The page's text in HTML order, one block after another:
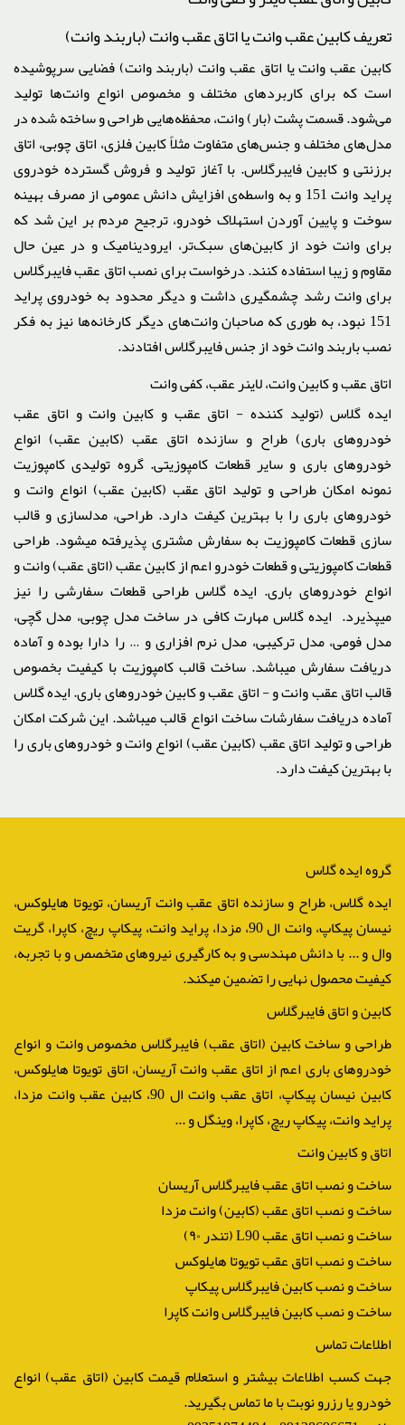
تعریف کابین عقب وانت یا اتاق عقب وانت (باربند وانت)
کابین عقب وانت یا اتاق عقب وانت (باربند وانت) فضایی سرپوشیده
است که برای کاربرد‌های مختلف و مخصوص انواع وانت‌ها تولید
می‌شود. قسمت پشت (بار) وانت، محفظه‌هایی طراحی و ساخته شده در
مدل‌های مختلف و جنس‌های متفاوت مثلاً کابین فلزی، اتاق چوبی، اتاق
برزنتی و کابین فایبرگلاس. با آغاز تولید و فروش گسترده خودروی
پراید وانت 151 و به واسطه‌ی افزایش دانش عمومی از مصرف بهینه
سوخت و پایین آوردن استهلاک خودرو، ترجیح مردم بر این شد که
برای وانت خود از کابین‌های سبک‌تر، ایرودینامیک‌ و در عین حال
مقاوم و زیبا استفاده کنند. درخواست برای نصب اتاق عقب فایبرگلاس
برای وانت رشد چشمگیری داشت و دیگر محدود به خودروی پراید
151 نبود، به طوری که صاحبان وانت‌های دیگر کارخانه‌ها نیز به فکر
نصب باربند وانت خود از جنس فایبرگلاس افتادند.
اتاق عقب و کابین وانت، لاینر عقب، کفی وانت
ایده گلاس (تولید کننده - اتاق عقب و کابین وانت و اتاق عقب
خودروهای باری) طراح و سازنده اتاق عقب (کابین عقب) انواع
خودروهای باری و سایر قطعات کامپوزیتی. گروه تولیدی کامپوزیت
نمونه امکان طراحی و تولید اتاق عقب (کابین عقب) انواع وانت و
خودروهای باری را با بهترین کیفت دارد. طراحی، مدلسازی و قالب
سازی قطعات کامپوزیت به سفارش مشتری پذیرفته میشود. طراحی
قطعات کامپوزیتی و قطعات خودرو اعم از کابین عقب (اتاق عقب) وانت و
انواع خودروهای باری. ایده گلاس طراحی قطعات سفارشی را نیز
میپذیرد. ایده گلاس مهارت کافی در ساخت مدل چوبی، مدل گچی،
مدل فومی، مدل ترکیبی، مدل نرم افزاری و … را دارا بوده و آماده
دریافت سفارش میباشد. ساخت قالب کامپوزیت با کیفیت بخصوص
قالب اتاق عقب وانت و - اتاق عقب و کابین خودروهای باری. ایده گلاس
آماده دریافت سفارشات ساخت انواع قالب میباشد. این شرکت امکان
طراحی و تولید اتاق عقب (کابین عقب) انواع وانت و خودروهای باری را
با بهترین کیفت دارد.
گروه ایده گلاس
ایده گلاس، طراح و سازنده اتاق عقب وانت آریسان، تویوتا هایلوکس،
نیسان پیکاپ، وانت ال 90، مزدا، پراید وانت، پیکاپ ریچ، کاپرا، گریت
وال و ... با دانش مهندسی و به کارگیری نیروهای متخصص و با تجربه،
کیفیت محصول نهایی را تضمین میکند.
کابین و اتاق فایبرگلاس
طراحی و ساخت کابین (اتاق عقب) فایبرگلاس مخصوص وانت و انواع
خودروهای باری اعم از اتاق عقب وانت آریسان، اتاق تویوتا هایلوکس،
کابین نیسان پیکاپ، اتاق عقب وانت ال 90، کابین عقب وانت مزدا،
پراید وانت، پیکاپ ریچ، کاپرا، وینگل و ...
اتاق و کابین وانت
ساخت و نصب اتاق عقب فایبرگلاس آریسان
ساخت و نصب اتاق عقب (کابین) وانت مزدا
ساخت و نصب اتاق عقب L90 (تندر ۹۰)
ساخت و نصب اتاق عقب تویوتا هایلوکس
ساخت و نصب کابین فایبرگلاس پیکاپ
ساخت و نصب کابین فایبرگلاس وانت کاپرا
اطلاعات تماس
جهت کسب اطلاعات بیشتر و استعلام قیمت کابین (اتاق عقب) انواع
خودرو یا رزرو نوبت با ما تماس بگیرید.